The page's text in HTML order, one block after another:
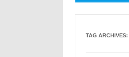
TAG ARCHIVES: